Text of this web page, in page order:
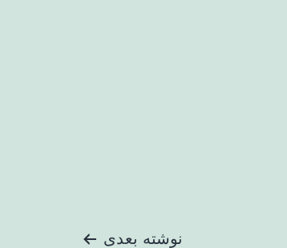
نوشته بعدی